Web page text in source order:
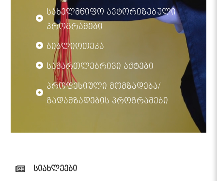
სახელმწიფო ავტორიზებული
პროგრამები
ბიბლიოთეკა
სამართლებრივი აქტები
პროფესიული მომზადება/
გადამზადების პროგრამები
სიახლეები